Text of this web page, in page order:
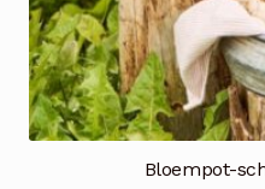
Bloempot-